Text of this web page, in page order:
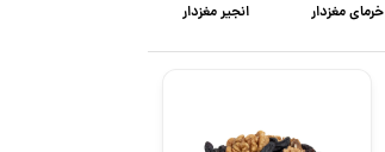
خرمای مغزدار انجیر مغزدار